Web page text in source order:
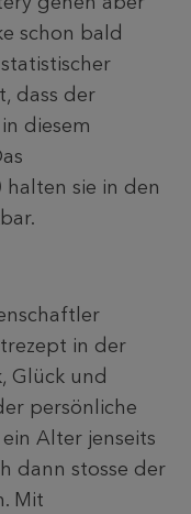
schon bald
dass der
diesem
sie in den
in der
Glück und
persönliche
Alter jenseits
dann stosse der
Mit